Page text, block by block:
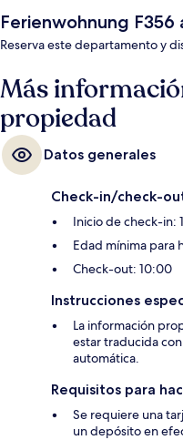
Ferienwohnung F356
Reserva este departamento y
Más
propiedad
Datos generales
Check-in/check-
Inicio de check-in:
Edad mínima para
Check-out: 10:00
Instrucciones
La información
estar traducida
automática.
Requisitos para
Se requiere una
un depósito en